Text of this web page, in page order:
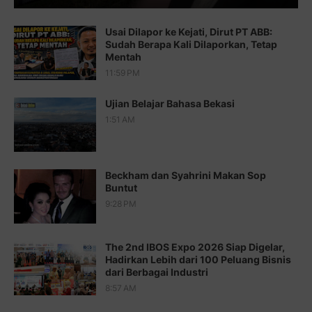
Juz 13 ⇨http://j.mp/2bFTiKQ
Juz 14 ⇨http://j.mp/2b8SUTA
Juz 15 ⇨http://j.mp/2bFRQIM
http://j.mp/2brHsFz
Juz 18 ⇨ http://j.mp/2b8SCfc
Juz 19 ⇨http://j.mp/2bFSq95
Juz 20 ⇨http://j.mp/2brI1zc
Juz 21 ⇨http://j.mp/2b8VcBO
Juz 22 ⇨http://j.mp/2bFRxNP
Juz 23 ⇨http://j.mp/2brItxm
Usai Dilapor ke Kejati, Dirut PT ABB:
Sudah Berapa Kali Dilaporkan, Tetap
Mentah
11:59 PM
Ujian Belajar Bahasa Bekasi
1:51 AM
Beckham dan Syahrini Makan Sop
Buntut
9:28 PM
The 2nd IBOS Expo 2026 Siap Digelar,
Hadirkan Lebih dari 100 Peluang Bisnis
dari Berbagai Industri
8:57 AM